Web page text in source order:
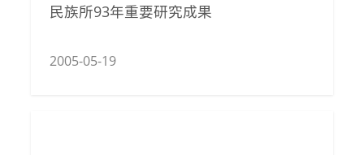
民族所93年重要研究成果
2005-05-19